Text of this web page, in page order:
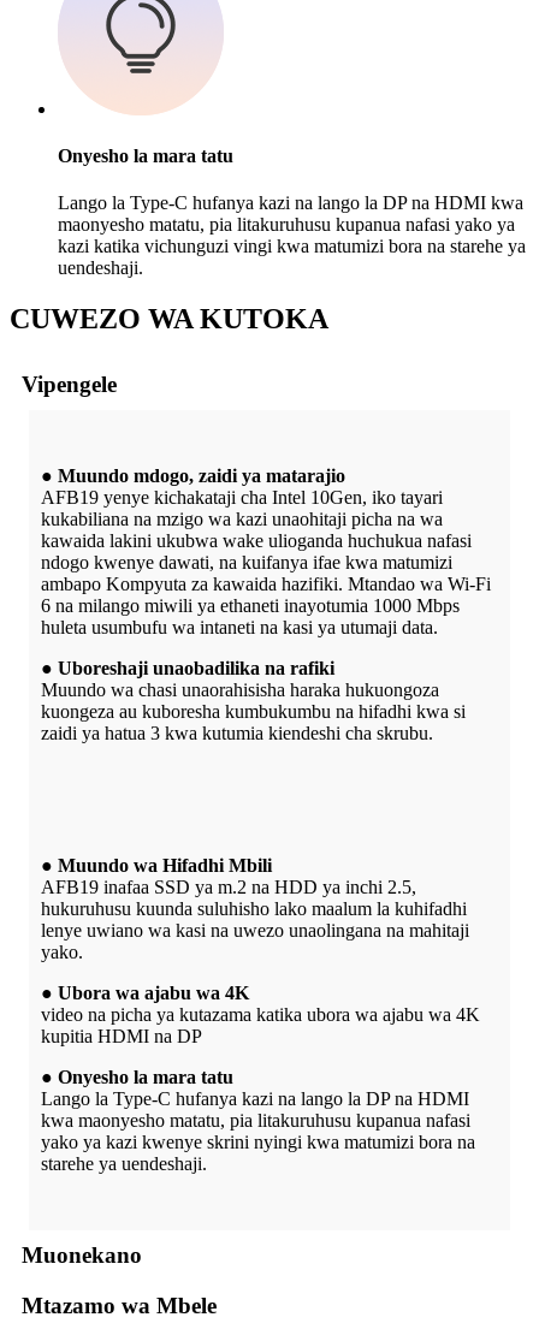
Onyesho la mara tatu
Lango la Type-C hufanya kazi na lango la DP na HDMI kwa
maonyesho matatu, pia litakuruhusu kupanua nafasi yako ya
kazi katika vichunguzi vingi kwa matumizi bora na starehe ya
uendeshaji.
CUWEZO WA KUTOKA
Vipengele
● Muundo mdogo, zaidi ya matarajio
AFB19 yenye kichakataji cha Intel 10Gen, iko tayari
kukabiliana na mzigo wa kazi unaohitaji picha na wa
kawaida lakini ukubwa wake ulioganda huchukua nafasi
ndogo kwenye dawati, na kuifanya ifae kwa matumizi
ambapo Kompyuta za kawaida hazifiki. Mtandao wa Wi-Fi
6 na milango miwili ya ethaneti inayotumia 1000 Mbps
huleta usumbufu wa intaneti na kasi ya utumaji data.
● Uboreshaji unaobadilika na rafiki
Muundo wa chasi unaorahisisha haraka hukuongoza
kuongeza au kuboresha kumbukumbu na hifadhi kwa si
zaidi ya hatua 3 kwa kutumia kiendeshi cha skrubu.
● Muundo wa Hifadhi Mbili
AFB19 inafaa SSD ya m.2 na HDD ya inchi 2.5,
hukuruhusu kuunda suluhisho lako maalum la kuhifadhi
lenye uwiano wa kasi na uwezo unaolingana na mahitaji
yako.
● Ubora wa ajabu wa 4K
video na picha ya kutazama katika ubora wa ajabu wa 4K
kupitia HDMI na DP
● Onyesho la mara tatu
Lango la Type-C hufanya kazi na lango la DP na HDMI
kwa maonyesho matatu, pia litakuruhusu kupanua nafasi
yako ya kazi kwenye skrini nyingi kwa matumizi bora na
starehe ya uendeshaji.
Muonekano
Mtazamo wa Mbele